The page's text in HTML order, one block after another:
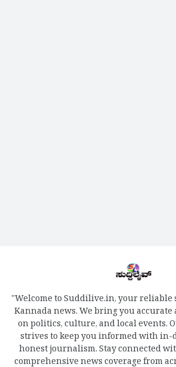
"Welcome to Suddilive.in, your reliable
Kannada news. We bring you
on politics, culture, and local events.
strives to keep you informed with
honest journalism. Stay connected
comprehensive news coverage from